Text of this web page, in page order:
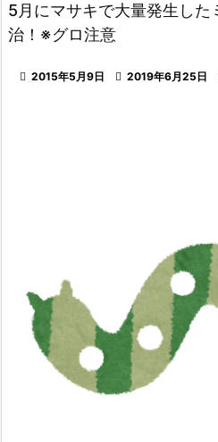
5月にマサキで大量発生した
治！※グロ注意
 2015年5月9日  2019年6月25日